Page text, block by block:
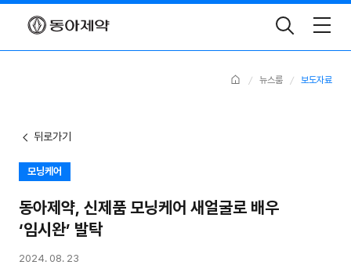
Toggle
Search
Home 뉴스룸 보도자료
뒤로가기
모닝케어
동아제약, 신제품 모닝케어 새얼굴로 배우
‘임시완’ 발탁
2024. 08. 23